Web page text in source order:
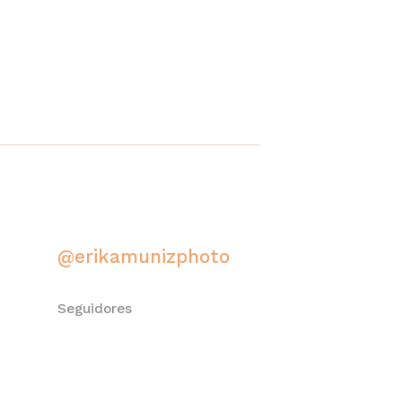
@erikamunizphoto
Seguidores